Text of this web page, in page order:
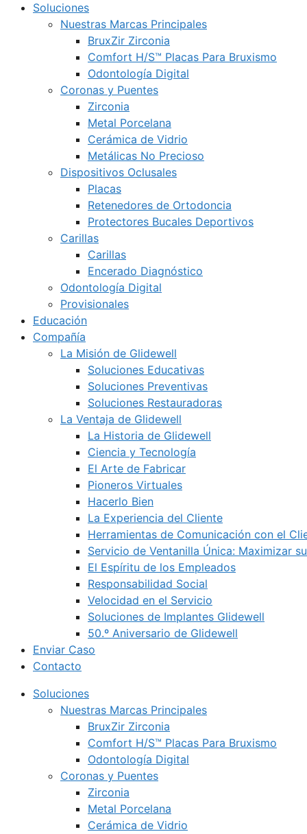
Soluciones
Nuestras Marcas Principales
BruxZir Zirconia
Comfort H/S™ Placas Para Bruxismo
Odontología Digital
Coronas y Puentes
Zirconia
Metal Porcelana
Cerámica de Vidrio
Metálicas No Precioso
Dispositivos Oclusales
Placas
Retenedores de Ortodoncia
Protectores Bucales Deportivos
Carillas
Carillas
Encerado Diagnóstico
Odontología Digital
Provisionales
Educación
Compañía
La Misión de Glidewell
Soluciones Educativas
Soluciones Preventivas
Soluciones Restauradoras
La Ventaja de Glidewell
La Historia de Glidewell
Ciencia y Tecnología
El Arte de Fabricar
Pioneros Virtuales
Hacerlo Bien
La Experiencia del Cliente
Herramientas de Comunicación con el
Servicio de Ventanilla Única: Maximizar
El Espíritu de los Empleados
Responsabilidad Social
Velocidad en el Servicio
Soluciones de Implantes Glidewell
50.º Aniversario de Glidewell
Enviar Caso
Contacto
Soluciones
Nuestras Marcas Principales
BruxZir Zirconia
Comfort H/S™ Placas Para Bruxismo
Odontología Digital
Coronas y Puentes
Zirconia
Metal Porcelana
Cerámica de Vidrio